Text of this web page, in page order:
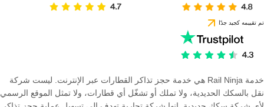
تم تقييمه كجيد جدًا
خدمة Rail Ninja هي خدمة حجز تذاكر القطارات عبر الإنترنت. ليست شركة
نقل بالسكك الحديدية، ولا تملك أو تشغّل أي قطارات، ولا تمثل الموقع الرسمي